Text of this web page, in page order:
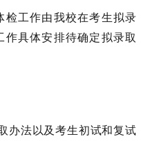
检工作由我校在考生拟录
具体安排待确定拟录取
办法以及考生初试和复试